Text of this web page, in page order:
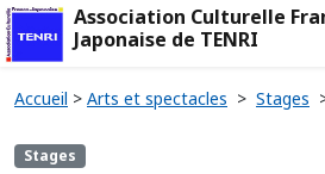
Association Culturelle
Japonaise de TENRI
Accueil > Arts et spectacles > Stages
Stages